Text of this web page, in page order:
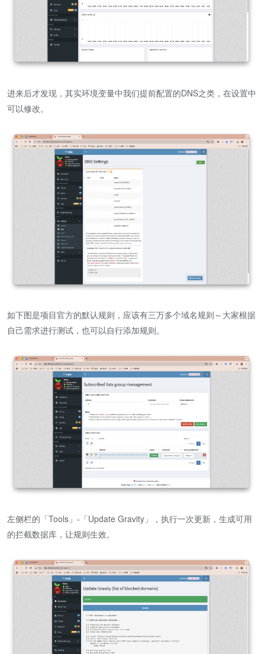
进来后才发现，其实环境变量中我们提前配置的DNS之类，在设置中
可以修改。
如下图是项目官方的默认规则，应该有三万多个域名规则～大家根据
自己需求进行测试，也可以自行添加规则。
左侧栏的「Tools」-「Update Gravity」，执行一次更新，生成可用
的拦截数据库，让规则生效。